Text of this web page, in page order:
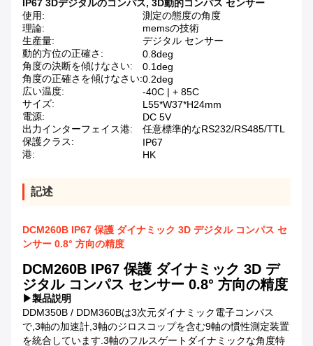
IP67 3Dデジタルのコンパス, 3D動的コンパス センサー
使用:
測定の態度の角度
理論:
memsの技術
生産量:
デジタル センサー
動的方位の正確さ:
0.8deg
角度の決断を傾けなさい:
0.1deg
角度の正確さを傾けなさい:0.2deg
広い温度:
-40C | + 85C
サイズ:
L55*W37*H24mm
電源:
DC 5V
出力インターフェイス港:
任意標準的なRS232/RS485/TTL
保護クラス:
IP67
港:
HK
記述
DCM260B IP67 保護 ダイナミック 3D デジタル コンパス セ
ンサー 0.8° 方向の精度
DCM260B IP67 保護 ダイナミック 3D デ
ジタル コンパス センサー 0.8° 方向の精度
▶製品説明
DDM350B / DDM360Bは3次元ダイナミック電子コンパス
で,3軸の加速計,3軸のジロスコップを含む9軸の慣性測定装置
を統合しています.3軸のフルスゲートダイナミックな角度特